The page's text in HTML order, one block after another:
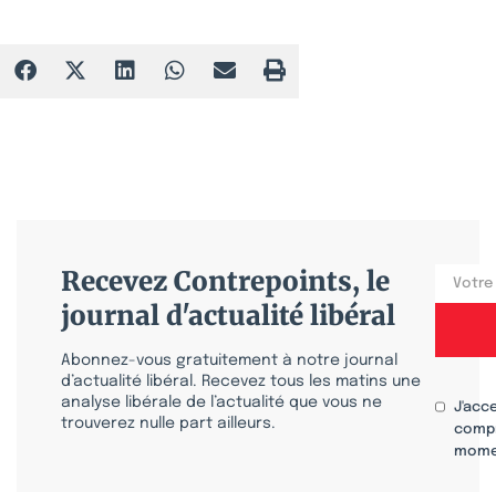
Recevez Contrepoints, le
journal d'actualité libéral
Abonnez-vous gratuitement à notre journal
d’actualité libéral. Recevez tous les matins une
analyse libérale de l’actualité que vous ne
trouverez nulle part ailleurs.